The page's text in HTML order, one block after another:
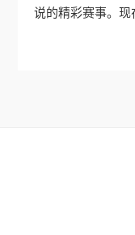
说的精彩赛事。现